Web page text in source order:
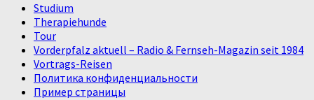
Studium
Therapiehunde
Tour
Vorderpfalz aktuell – Radio & Fernseh-Magazin seit 1984
Vortrags-Reisen
Политика конфиденциальности
Пример страницы